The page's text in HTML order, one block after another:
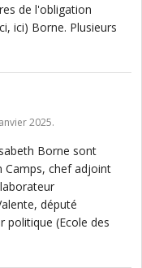
de l'obligation
ici) Borne. Plusieurs
2025.
Borne sont
Camps, chef adjoint
député
politique (Ecole des